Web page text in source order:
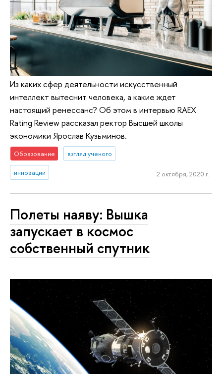
Из каких сфер деятельности искусственный
интеллект вытеснит человека, а какие ждет
настоящий ренессанс? Об этом в интервью RAEX
Rating Review рассказал ректор Высшей школы
экономики Ярослав Кузьминов.
Образование взгляд ученого
инновации 2 октября, 2020 г.
Полеты наяву: Вышка
запускает в космос
собственный спутник